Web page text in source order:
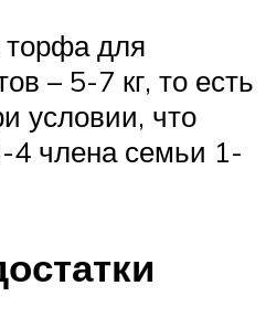
торфа для
– 5-7 кг, то есть
условии, что
4 члена семьи 1-